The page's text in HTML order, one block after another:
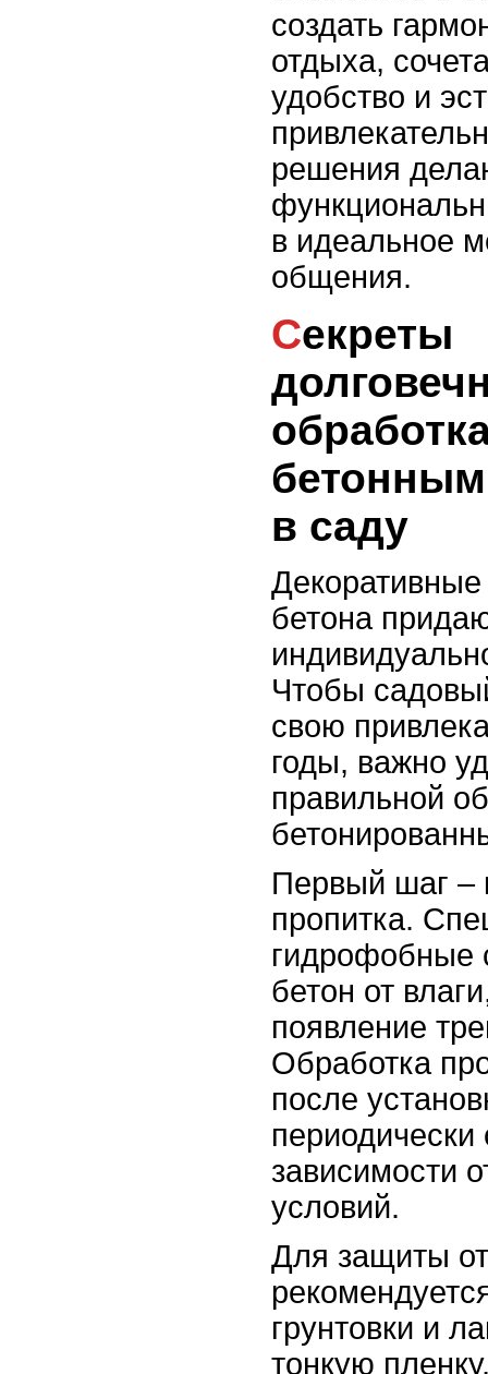
создать
отдыха,
удобство и
решения
в идеальное
общения.
Секреты
в саду
бетона
Чтобы
свою
годы, важно
правильной
Первый шаг –
пропитка.
гидрофобные
бетон от
появление
Обработка
после
периодически
зависимости
условий.
Для защиты
грунтовки и
тонкую